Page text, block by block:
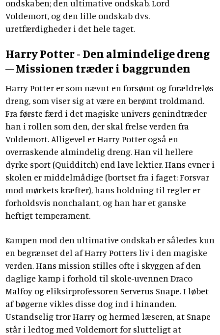
ondskaben; den ultimative ondskab, Lord
Voldemort, og den lille ondskab dvs.
uretfærdigheder i det hele taget.
Harry Potter - Den almindelige dreng
– Missionen træder i baggrunden
Harry Potter er som nævnt en forsømt og forældreløs
dreng, som viser sig at være en berømt troldmand.
Fra første færd i det magiske univers genindtræder
han i rollen som den, der skal frelse verden fra
Voldemort. Alligevel er Harry Potter også en
overraskende almindelig dreng. Han vil hellere
dyrke sport (Quidditch) end lave lektier. Hans evner i
skolen er middelmådige (bortset fra i faget: Forsvar
mod mørkets kræfter), hans holdning til regler er
forholdsvis nonchalant, og han har et ganske
heftigt temperament.
Kampen mod den ultimative ondskab er således kun
en begrænset del af Harry Potters liv i den magiske
verden. Hans mission stilles ofte i skyggen af den
daglige kamp i forhold til skole-uvennen Draco
Malfoy og eliksirprofessoren Serverus Snape. I løbet
af bøgerne vikles disse dog ind i hinanden.
Ustandselig tror Harry og hermed læseren, at Snape
står i ledtog med Voldemort for slutteligt at